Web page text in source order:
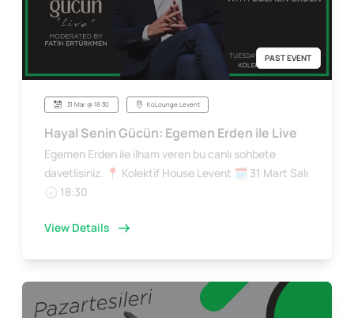
PAST EVENT
31 Mar @ 18:30 KoLounge Levent
Hayal Senin Gücün: Egemen Erden ile Live
Egemen Erden ile ilham veren bu canlı sohbete
davetlisiniz. 📍 Kolektif House Levent 🗓 31 Mart Salı
🕡 18:30
View Details